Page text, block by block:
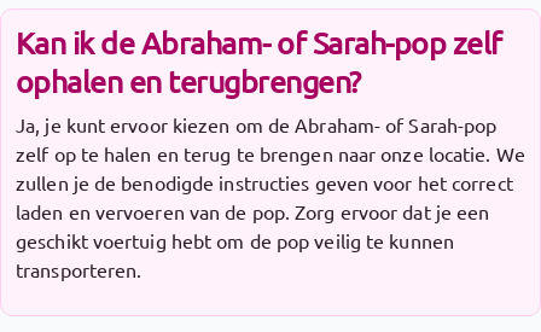
Kan ik de Abraham- of Sarah-pop zelf
ophalen en terugbrengen?
Ja, je kunt ervoor kiezen om de Abraham- of Sarah-pop
zelf op te halen en terug te brengen naar onze locatie. We
zullen je de benodigde instructies geven voor het correct
laden en vervoeren van de pop. Zorg ervoor dat je een
geschikt voertuig hebt om de pop veilig te kunnen
transporteren.